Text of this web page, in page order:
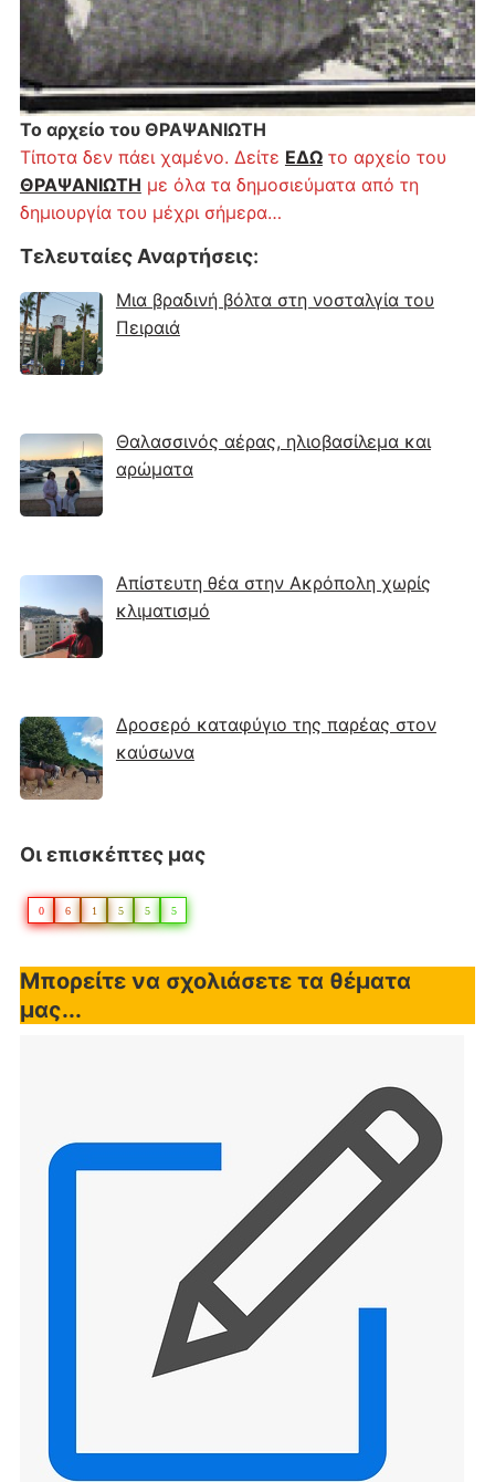
Το αρχείο του ΘΡΑΨΑΝΙΩΤΗ
Τίποτα δεν πάει χαμένο. Δείτε ΕΔΩτο αρχείο του
ΘΡΑΨΑΝΙΩΤΗ με όλα τα δημοσιεύματα από τη
δημιουργία του μέχρι σήμερα…
Τελευταίες Αναρτήσεις:
Μια βραδινή βόλτα στη νοσταλγία του
Πειραιά
Θαλασσινός αέρας, ηλιοβασίλεμα και
αρώματα
Απίστευτη θέα στην Ακρόπολη χωρίς
κλιματισμό
Δροσερό καταφύγιο της παρέας στον
καύσωνα
Οι επισκέπτες μας
0 6 1 5 5 5
Μπορείτε να σχολιάσετε τα θέματα
μας...